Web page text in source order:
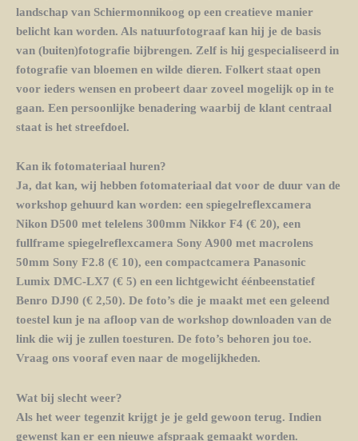
landschap van Schiermonnikoog op een creatieve manier
belicht kan worden. Als natuurfotograaf kan hij je de basis
van (buiten)fotografie bijbrengen. Zelf is hij gespecialiseerd in
fotografie van bloemen en wilde dieren. Folkert staat open
voor ieders wensen en probeert daar zoveel mogelijk op in te
gaan. Een persoonlijke benadering waarbij de klant centraal
staat is het streefdoel.
Kan ik fotomateriaal huren?
Ja, dat kan, wij hebben fotomateriaal dat voor de duur van de
workshop gehuurd kan worden: een spiegelreflexcamera
Nikon D500 met telelens 300mm Nikkor F4 (€ 20), een
fullframe spiegelreflexcamera Sony A900 met macrolens
50mm Sony F2.8 (€ 10), een compactcamera Panasonic
Lumix DMC-LX7 (€ 5) en een lichtgewicht éénbeenstatief
Benro DJ90 (€ 2,50). De foto’s die je maakt met een geleend
toestel kun je na afloop van de workshop downloaden van de
link die wij je zullen toesturen. De foto’s behoren jou toe.
Vraag ons vooraf even naar de mogelijkheden.
Wat bij slecht weer?
Als het weer tegenzit krijgt je je geld gewoon terug. Indien
gewenst kan er een nieuwe afspraak gemaakt worden.